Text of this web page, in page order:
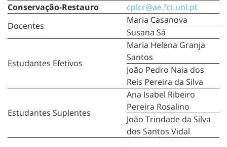
Conservação-Restauro
cplcr@ae.fct.unl.pt
Docentes
Maria Casanova
Susana Sá
Estudantes Efetivos
Maria Helena Granja
Santos
João Pedro Naia dos
Reis Pereira da Silva
Estudantes Suplentes
Ana Isabel Ribeiro
Pereira Rosalino
João Trindade da Silva
dos Santos Vidal